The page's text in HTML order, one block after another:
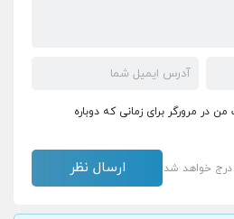
در مرورگر برای زمانی که دوباره
درج خواهد شد